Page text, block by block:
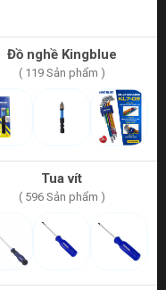
Đồ nghề Kingblue
( 119 Sản phẩm )
Tua vít
( 596 Sản phẩm )